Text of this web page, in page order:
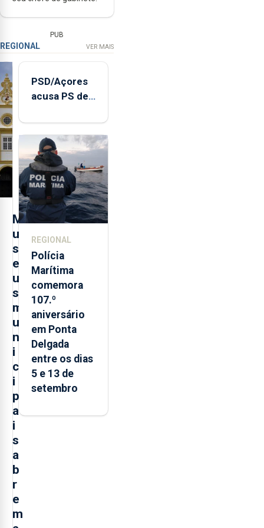
PUB
REGIONAL VER MAIS
M
u
s
e
u
s
m
u
n
i
c
i
p
a
i
s
a
b
r
e
m
PSD/Açores
acusa PS de
contraditória"
sobre
evolução
turística
REGIONAL
Polícia
Marítima
comemora
107.º
aniversário
em Ponta
Delgada
entre os dias
5 e 13 de
setembro